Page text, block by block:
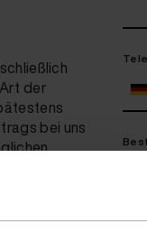
der
bei uns
Fall
die